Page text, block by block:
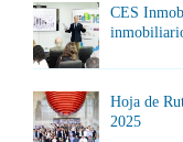
CES
Hoja de
2025